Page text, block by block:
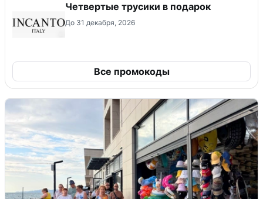
Четвертые трусики в подарок
До 31 декабря, 2026
Все промокоды